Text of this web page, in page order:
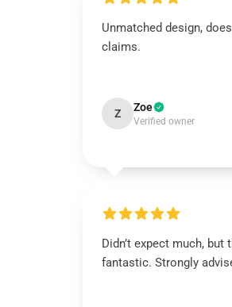
Unmatched design,
claims.
Z Zoe
Verified owner
Didn’t expect much, but
fantastic. Strongly